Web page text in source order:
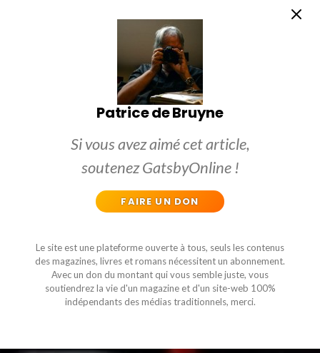
Patrice de Bruyne
Si vous avez aimé cet article,
soutenez GatsbyOnline !
FAIRE UN DON
Le site est une plateforme ouverte à tous, seuls les contenus
des magazines, livres et romans nécessitent un abonnement.
Avec un don du montant qui vous semble juste, vous
soutiendrez la vie d'un magazine et d'un site-web 100%
indépendants des médias traditionnels, merci.